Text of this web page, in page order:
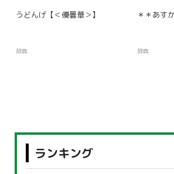
うどんげ【＜優曇華＞】
辞典
＊＊あす
辞典
ランキング